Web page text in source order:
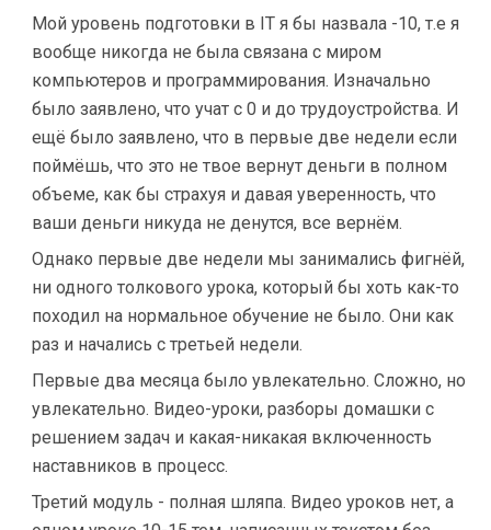
Мой уровень подготовки в IT я бы назвала -10, т.е я
вообще никогда не была связана с миром
компьютеров и программирования. Изначально
было заявлено, что учат с 0 и до трудоустройства. И
ещё было заявлено, что в первые две недели если
поймёшь, что это не твое вернут деньги в полном
объеме, как бы страхуя и давая уверенность, что
ваши деньги никуда не денутся, все вернём.
Однако первые две недели мы занимались фигнёй,
ни одного толкового урока, который бы хоть как-то
походил на нормальное обучение не было. Они как
раз и начались с третьей недели.
Первые два месяца было увлекательно. Сложно, но
увлекательно. Видео-уроки, разборы домашки с
решением задач и какая-никакая включенность
наставников в процесс.
Третий модуль - полная шляпа. Видео уроков нет, а